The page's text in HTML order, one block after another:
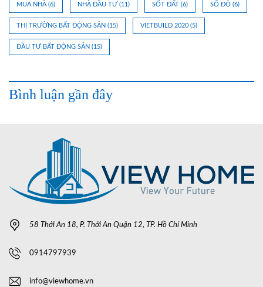
MUA NHÀ (6) NHÀ ĐẦU TƯ(11) SỐT ĐẤT (6) SỔ ĐỎ (6)
THỊ TRƯỜNG BẤT ĐỘNG SẢN (15) VIETBUILD 2020 (5)
ĐẦU TƯ BẤT ĐỘNG SẢN (15)
Bình luận gần đây
58 Thới An 18, P. Thới An Quận 12, TP. Hồ Chí Minh
0914797939
info@viewhome.vn